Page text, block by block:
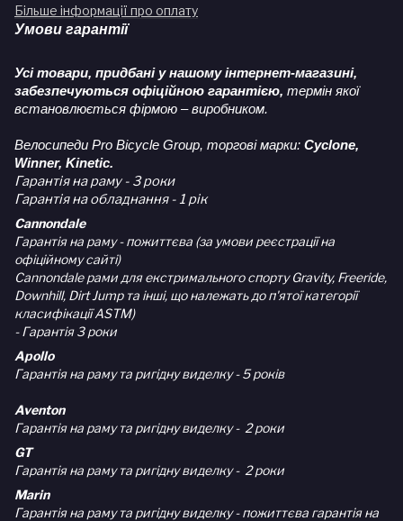
Більше інформації про оплату
Умови гарантії
Усі товари, придбані у нашому інтернет-магазині,
забезпечуються офіційною гарантією, термін якої
встановлюється фірмою – виробником.
Велосипеди Pro Bicycle Group, торгові марки: Cyclone,
Winner, Kinetic.
Гарантія на раму - 3 роки
Гарантія на обладнання - 1 рік
Cannondale
Гарантія на раму - пожиттєва (за умови реєстрації на
офіційному сайті)
Cannondale рами для екстримального спорту Gravity, Freeride,
Downhill, Dirt Jump та інші, що належать до п'ятої категорії
класифікації ASTM)
- Гарантія 3 роки
Apollo
Гарантія на раму та ригідну виделку - 5 років
Aventon
Гарантія на раму та ригідну виделку - 2 роки
GT
Гарантія на раму та ригідну виделку - 2 роки
Marin
Гарантія на раму та ригідну виделку - пожиттєва гарантія на